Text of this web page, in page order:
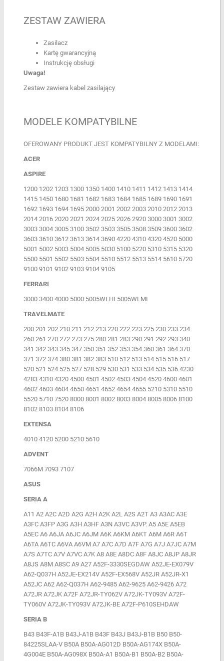
ZESTAW ZAWIERA
Zasilacz
Kartę gwarancyjną
Instrukcję obsługi
Uwaga!
Zestaw zawiera kabel zasilający
MODELE KOMPATYBILNE
OFEROWANY PRODUKT JEST KOMPATYBILNY Z MODELAMI:
ACER
ASPIRE
1200 1202 1203 1300 1350 1400 1410 1411 1412 1413 1414
1415 1450 1680 1681 1682 1683 1684 1685 1689 1690 1691
1692 1693 1694 1695 2000 2001 2002 2003 2010 2012 2013
2014 2016 2020 2021 2024 2025 2026 2920 3000 3001 3002
3003 3004 3005 3100 3502 3503 3505 3508 3509 3600 3602
3603 3610 3612 3613 3614 3690 4220 4310 4320 4520 5000
5001 5002 5003 5004 5005 5030 5100 5220 5310 5315 5320
5500 5501 5502 5503 5504 5510 5512 5513 5514 5610 5720
9100 9101 9102 9103 9104 9105
FERRARI
3000 3400 4000 5000 5005WLHI 5005WLMI
TRAVELMATE
200 201 202 210 211 212 213 220 222 223 225 230 233 234
260 261 270 272 273 275 280 281 283 290 291 292 293 340
341 342 343 345 347 350 351 352 353 354 360 361 364 370
371 372 374 380 381 382 383 510 512 513 514 515 516 517
520 521 524 525 527 528 529 530 531 533 534 535 536 4230
4283 4310 4320 4500 4501 4502 4503 4504 4520 4600 4601
4602 4603 4604 4650 4651 4652 4654 4655 5210 5310 5510
5520 5710 7520 8000 8001 8002 8003 8004 8005 8006 8100
8102 8103 8104 8106
EXTENSA
4010 4120 5200 5210 5610
ADVENT
7066M 7093 7107
ASUS
SERIA A
A11 A2 A2C A2D A2G A2H A2K A2L A2S A2T A3 A3AC A3E
A3FC A3FP A3G A3H A3HF A3N A3VC A3VP. A5 A5E A5EB
A5EC A6 A6JA A6JC A6JM A6K A6KM A6KT A6M A6R A6T
A6TA A6TC A6VA A6VM A7 A7C A7D A7F A7G A7J A7JC A7M
A7S A7TC A7V A7VC A7K A8 A8E A8DC A8F A8JC A8JP A8JR
A8JS A8M A8SC A9 A27 A52F-3330SEGDAW A52JE-EX079V
A62-Q037H A52JE-EX214V A52F-EX568V A52JR A52JR-X1
A52JC A62 A62-Q037H A62-9485 A62-9625 A62-9426 A72
A72JR A72JK A72F A72JR-TY062V A72JK-TY093V A72F-
TY060V A72JK-TY093V A72JK-BE A72F-P610SEHDAW
SERIA B
B43 B43F-A1B B43J-A1B B43F B43J B43J-B1B B50 B50-
84225SLAA-V B50A B50A-AG012D B50A-AG174X B50A-
4G004E B50A-AG098X B50A-A1 B50A-B1 B50A-B2 B50A-